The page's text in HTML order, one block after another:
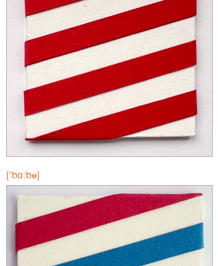
['bɑːbə]